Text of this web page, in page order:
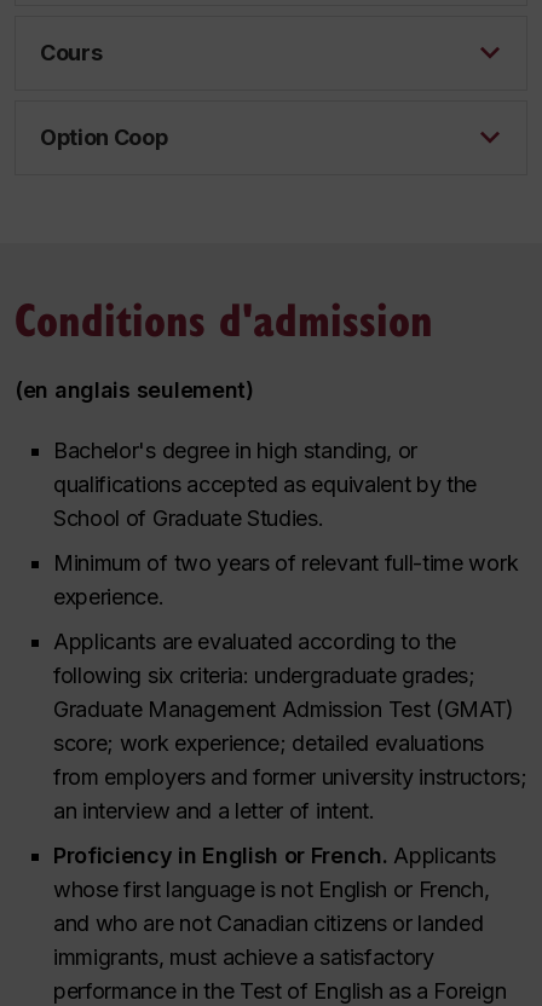
Cours
Option Coop
Conditions d'admission
(en anglais seulement)
Bachelor's degree in high standing, or
qualifications accepted as equivalent by the
School of Graduate Studies.
Minimum of two years of relevant full-time work
experience.
Applicants are evaluated according to the
following six criteria: undergraduate grades;
Graduate Management Admission Test (GMAT)
score; work experience; detailed evaluations
from employers and former university instructors;
an interview and a letter of intent.
Proficiency in English or French. Applicants
whose first language is not English or French,
and who are not Canadian citizens or landed
immigrants, must achieve a satisfactory
performance in the Test of English as a Foreign